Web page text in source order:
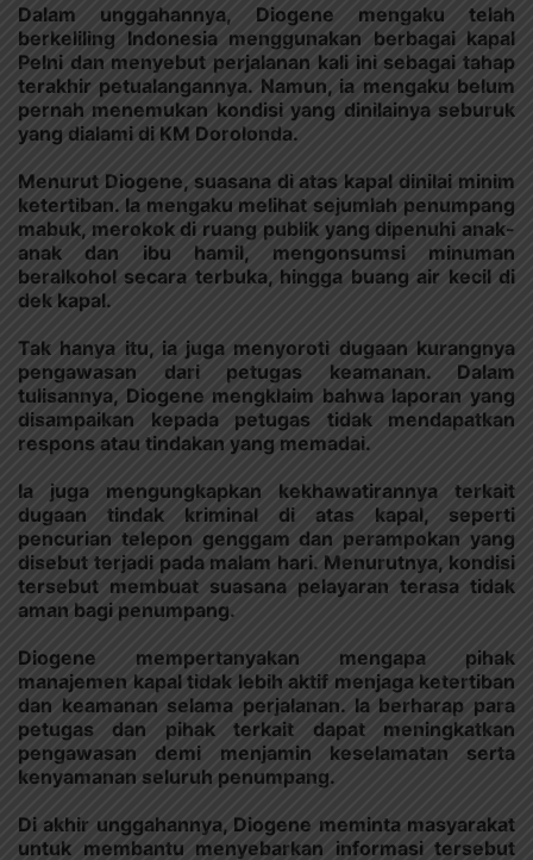
Dalam unggahannya, Diogene mengaku telah
berkeliling Indonesia menggunakan berbagai kapal
Pelni dan menyebut perjalanan kali ini sebagai tahap
terakhir petualangannya. Namun, ia mengaku belum
pernah menemukan kondisi yang dinilainya seburuk
yang dialami di KM Dorolonda.
Menurut Diogene, suasana di atas kapal dinilai minim
ketertiban. Ia mengaku melihat sejumlah penumpang
mabuk, merokok di ruang publik yang dipenuhi anak-
anak dan ibu hamil, mengonsumsi minuman
beralkohol secara terbuka, hingga buang air kecil di
dek kapal.
Tak hanya itu, ia juga menyoroti dugaan kurangnya
pengawasan dari petugas keamanan. Dalam
tulisannya, Diogene mengklaim bahwa laporan yang
disampaikan kepada petugas tidak mendapatkan
respons atau tindakan yang memadai.
Ia juga mengungkapkan kekhawatirannya terkait
dugaan tindak kriminal di atas kapal, seperti
pencurian telepon genggam dan perampokan yang
disebut terjadi pada malam hari. Menurutnya, kondisi
tersebut membuat suasana pelayaran terasa tidak
aman bagi penumpang.
Diogene mempertanyakan mengapa pihak
manajemen kapal tidak lebih aktif menjaga ketertiban
dan keamanan selama perjalanan. Ia berharap para
petugas dan pihak terkait dapat meningkatkan
pengawasan demi menjamin keselamatan serta
kenyamanan seluruh penumpang.
Di akhir unggahannya, Diogene meminta masyarakat
untuk membantu menyebarkan informasi tersebut